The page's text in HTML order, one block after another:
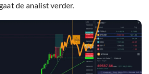
de analist verder.